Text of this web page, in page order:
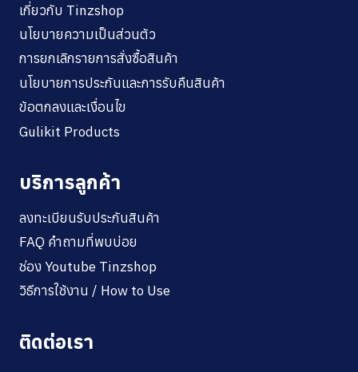
เกี่ยวกับ Tinzshop
นโยบายความเป็นส่วนตัว
การยกเลิกรายการสั่งซื้อสินค้า
นโยบายการประกันและการรับคืนสินค้า
ข้อตกลงและเงื่อนไข
Gulikit Products
บริการลูกค้า
ลงทะเบียนรับประกันสินค้า
FAQ คำถามที่พบบ่อย
ช่อง Youtube Tinzshop
วิธีการใช้งาน / How to Use
ติดต่อเรา